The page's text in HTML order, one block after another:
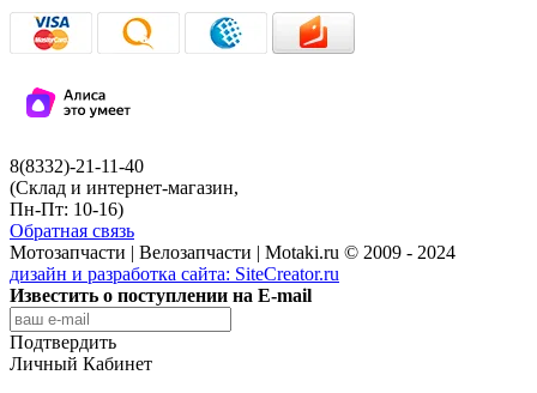
8(8332)-21-11-40
(Склад и интернет-магазин,
Пн-Пт: 10-16)
Обратная связь
Мотозапчасти | Велозапчасти | Motaki.ru © 2009 - 2024
дизайн и разработка сайта: SiteCreator.ru
Известить о поступлении на E-mail
Подтвердить
Личный Кабинет